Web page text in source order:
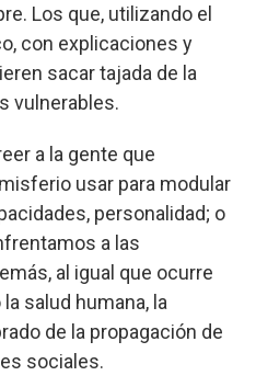
Los que, utilizando el
con explicaciones y
sacar tajada de la
vulnerables.
a la gente que
usar para modular
personalidad; o
a las
al igual que ocurre
salud humana, la
de la propagación de
sociales.